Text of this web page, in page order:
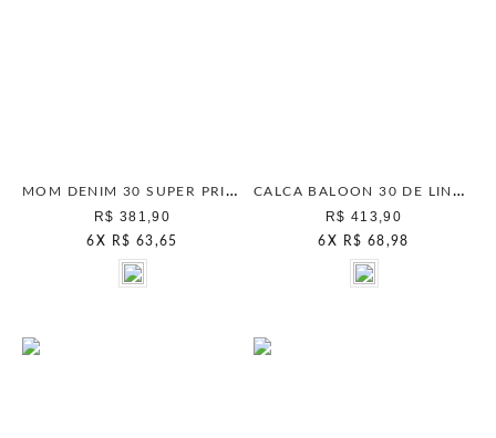
MOM DENIM 30 SUPER PRICE BLUE STONE
R$ 381,90
6 X R$ 63,65
CALCA BALOON 30 DE LINHO NATURAL
R$ 413,90
6 X R$ 68,98